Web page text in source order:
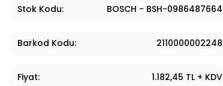
Stok Kodu BOSCH - BSH-0986487664
Barkod Kodu 2110000002248
Fiyat 1.182,45 TL + KDV